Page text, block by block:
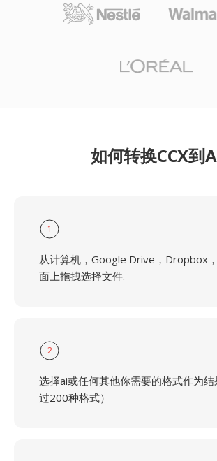
如何转换CCX到
1
从计算机，Google Drive，Dropbox
面上拖拽选择文件.
2
选择ai或任何其他你需要的格式作为结
过200种格式）